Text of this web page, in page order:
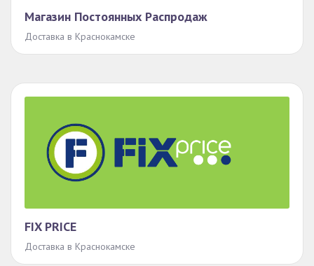
Магазин Постоянных Распродаж
Доставка в Краснокамске
FIX PRICE
Доставка в Краснокамске